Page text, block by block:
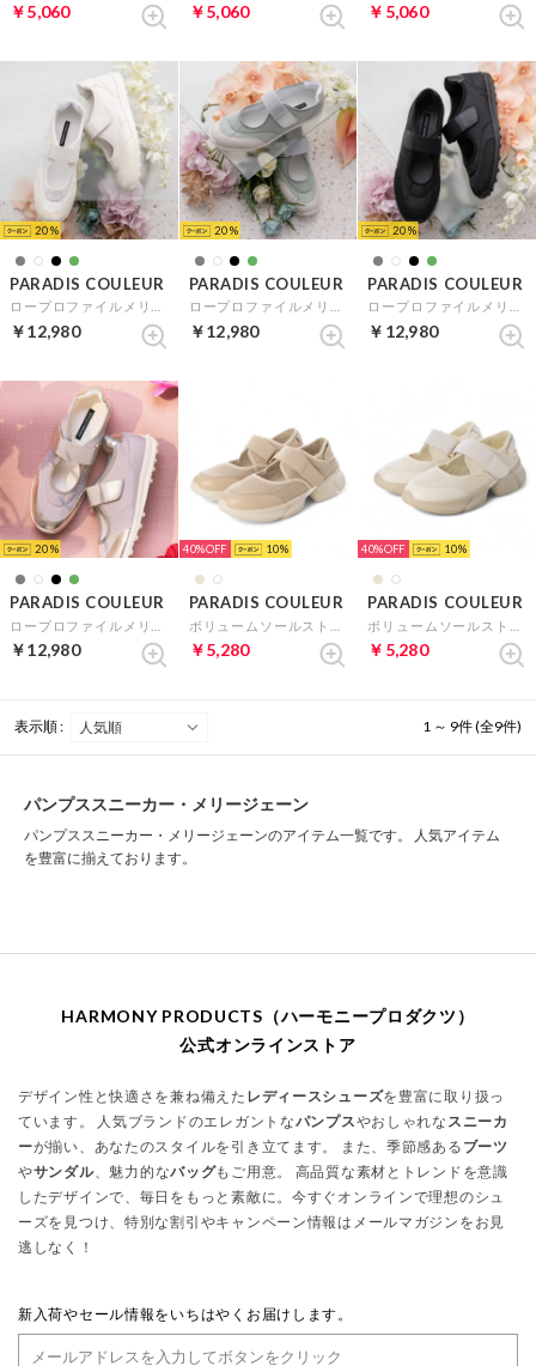
￥5,060 ￥5,060 ￥5,060
20
PARADIS COULEUR
￥12,980
20
PARADIS COULEUR
￥12,980
20
PARADIS COULEUR
￥12,980
20
PARADIS COULEUR
￥12,980
40% 10
PARADIS COULEUR
￥5,280
40% 10
PARADIS COULEUR
￥5,280
表示順 : 1 ～ 9件 (全9件)
パンプススニーカー・メリージェーン
パンプススニーカー・メリージェーンのアイテム一覧です。 人気アイテム
を豊富に揃えております。
HARMONY PRODUCTS（ハーモニープロダクツ）
公式オンラインストア
デザイン性と快適さを兼ね備えた レディースシューズを豊富に取り扱っ
ています。 人気ブランドのエレガントなパンプスやおしゃれな スニーカ
ーが揃い、あなたのスタイルを引き立てます。 また、季節感ある ブーツ
やサンダル、魅力的なバッグもご用意。 高品質な素材とトレンドを意識
したデザインで、毎日をもっと素敵に。今すぐオンラインで理想のシュ
ーズを見つけ、特別な割引やキャンペーン情報はメールマガジンをお見
逃しなく！
新入荷やセール情報をいちはやくお届けします。